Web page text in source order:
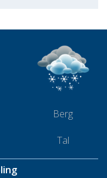
Berg
Tal